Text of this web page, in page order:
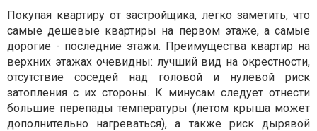
Покупая квартиру от застройщика, легко заметить, что
самые дешевые квартиры на первом этаже, а самые
дорогие - последние этажи. Преимущества квартир на
верхних этажах очевидны: лучший вид на окрестности,
отсутствие соседей над головой и нулевой риск
затопления с их стороны. К минусам следует отнести
большие перепады температуры (летом крыша может
дополнительно нагреваться), а также риск дырявой